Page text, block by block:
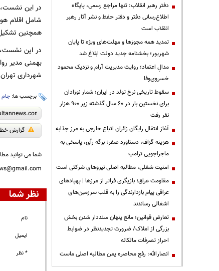
در این نشست،
همچنین
در این
بهمنی مدیر
شهرداری
برچسب ها: جام
گزارش
شما می توانید
نظر شما
نام
ایمیل
* نظر
دفتر رهبر انقلاب: تنها مراجع رسمی، پایگاه
اطلاع‌رسانی دفتر و دفتر حفظ و نشر آثار رهبر
انقلاب است
تمدید همه مجوزها و مهلت‌های ویژه تا پایان
شهریور؛ بخشنامه جدید دولت ابلاغ شد
مدالِ اعتماد؛ روایت مدیریت آرام و نزدیک محمود
خسروی‌وفا
سقوط تاریخی نرخ تولد در ایران؛ شمار نوزادان
برای نخستین بار در ۶۰ سال گذشته زیر ۹۰۰ هزار
نفر رفت
آغاز انتقال رایگان زائران اتباع خارجی به مرز چذابه
هزینه گزاف، دستاورد صفر؛ برگه رأی، پاسخی به
ماجراجویی ترامپ
‌امنیت شغلی، مطالبه اصلی نیروهای شرکتی است
مقاومت عراق؛ بازیگری فراتر از مرزها | پهپادهای
عراقی پیام بازدارندگی را به قلب سرزمین‌های
اشغالی رساندند
تعارض قوانین؛ مانع پنهان سنددار شدن بخش
بزرگی از املاک/ ضرورت تجدیدنظر در ضوابط
احراز تصرفات مالکانه
انصارالله: رفع محاصره یمن مطالبه اصلی ماست